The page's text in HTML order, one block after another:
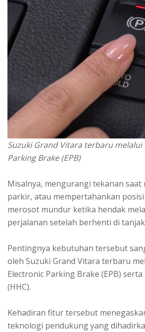
Suzuki Grand Vitara terbaru
Parking Brake (EPB)
Misalnya, mengurangi tekanan saat
parkir, atau mempertahankan
merosot mundur ketika hendak
perjalanan setelah berhenti di
Pentingnya kebutuhan tersebut
oleh Suzuki Grand Vitara terbaru
Electronic Parking Brake (EPB)
(HHC).
Kehadiran fitur tersebut
teknologi pendukung yang